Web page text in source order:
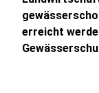
erreicht